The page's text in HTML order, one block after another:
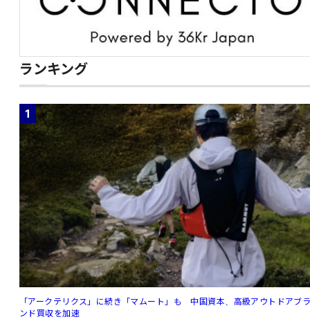
ランキング
1
「アークテリクス」に続き「マムート」も 中国資本、高級アウトドアブ
ンド買収を加速